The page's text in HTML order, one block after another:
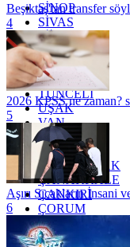
SİNOP
SİVAS
SİİRT
TEKİRDAĞ
TOKAT
TRABZON
TUNCELİ
UŞAK
VAN
YALOVA
YOZGAT
ZONGULDAK
ÇANAKKALE
ÇANKIRI
ÇORUM
İSTANBUL
İZMİR
Beşiktaş'tan transfer
4
2026 KPSS ne zaman?
5
Aşırı Sıcakların İnsani
6